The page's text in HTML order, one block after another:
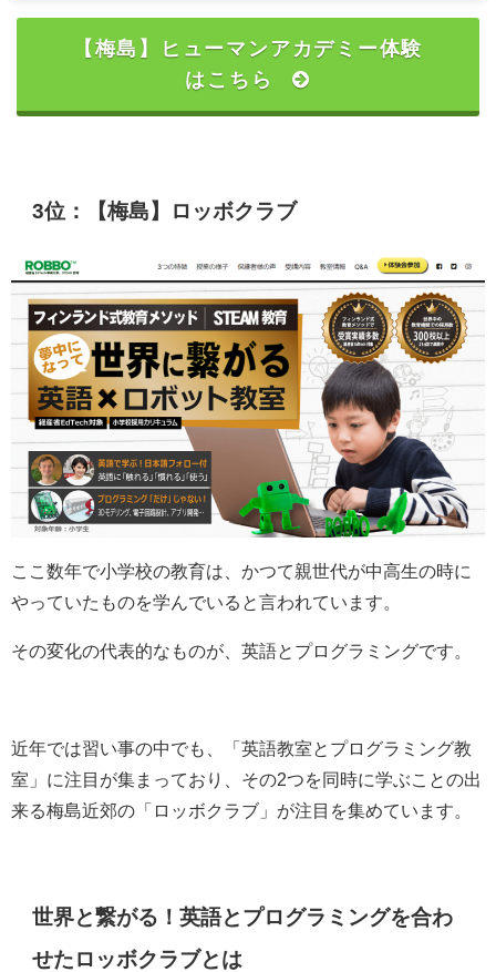
【梅島】ヒューマンアカデミー体験
はこちら
3位：【梅島】ロッボクラブ
ここ数年で小学校の教育は、かつて親世代が中高生の時に
やっていたものを学んでいると言われています。
その変化の代表的なものが、英語とプログラミングです。
近年では習い事の中でも、「英語教室とプログラミング教
室」に注目が集まっており、その2つを同時に学ぶことの出
来る梅島近郊の「ロッボクラブ」が注目を集めています。
世界と繋がる！英語とプログラミングを合わ
せたロッボクラブとは